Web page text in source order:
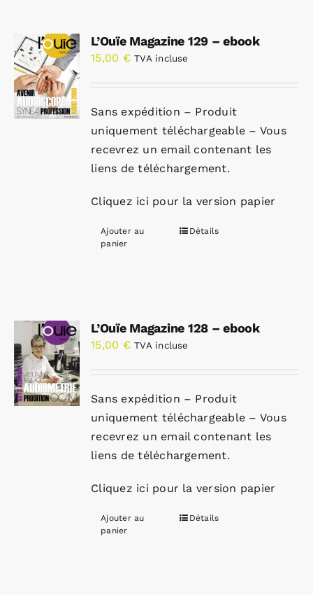
L’Ouïe Magazine 129 – ebook
15,00 € TVA incluse
Sans expédition – Produit
uniquement téléchargeable – Vous
recevrez un email contenant les
liens de téléchargement.
Cliquez ici pour la version papier
Ajouter au
panier
Détails
L’Ouïe Magazine 128 – ebook
15,00 € TVA incluse
Sans expédition – Produit
uniquement téléchargeable – Vous
recevrez un email contenant les
liens de téléchargement.
Cliquez ici pour la version papier
Ajouter au
panier
Détails